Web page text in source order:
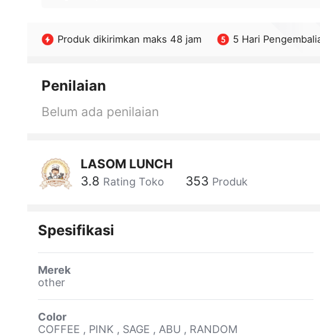
Produk dikirimkan maks 48 jam 5 Hari
Penilaian
Belum ada penilaian
LASOM LUNCH
3.8 Rating Toko 353 Produk
Spesifikasi
Merek
other
Color
COFFEE , PINK , SAGE , ABU , RANDOM